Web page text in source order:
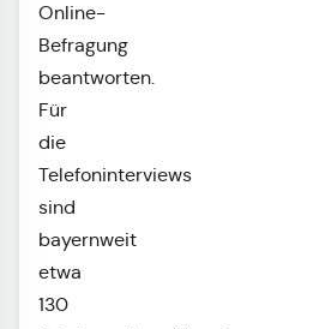
Online-
Befragung
beantworten.
Für
die
Telefoninterviews
sind
bayernweit
etwa
130